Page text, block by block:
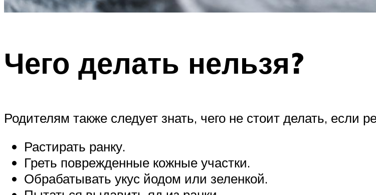
Чего делать нельзя?
Родителям также следует знать, чего не стоит делать, если
Растирать ранку.
Греть поврежденные кожные участки.
Обрабатывать укус йодом или зеленкой.